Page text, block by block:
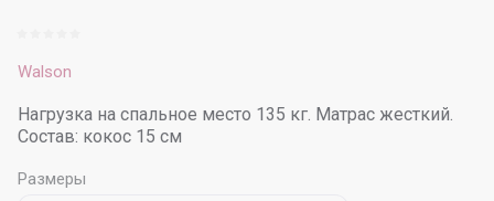
Walson
Нагрузка на спальное место 135 кг. Матрас жесткий.
Состав: кокос 15 см
Размеры